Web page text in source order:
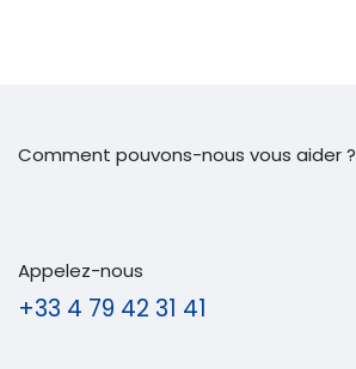
Comment pouvons-nous vous aider ?
Appelez-nous
+33 4 79 42 31 41